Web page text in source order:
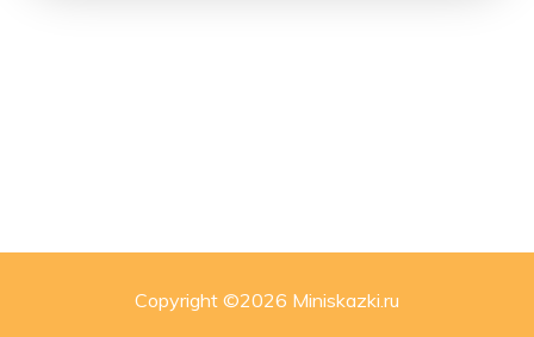
Copyright ©2026 Miniskazki.ru